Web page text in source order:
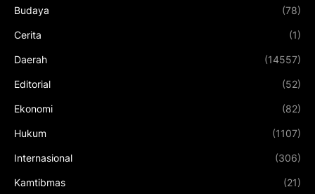
Budaya (78)
Cerita (1)
Daerah (14557)
Editorial (52)
Ekonomi (82)
Hukum (1107)
Internasional (306)
Kamtibmas (21)